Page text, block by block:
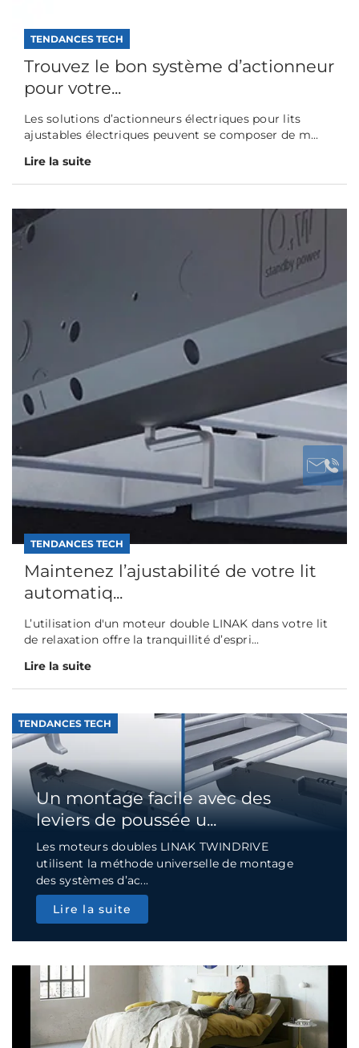
TENDANCES TECH
Trouvez le bon système d’actionneur
pour votre...
Les solutions d’actionneurs électriques pour lits
ajustables électriques peuvent se composer de m...
Lire la suite
TENDANCES TECH
Maintenez l’ajustabilité de votre lit
automatiq...
L’utilisation d'un moteur double LINAK dans votre lit
de relaxation offre la tranquillité d’espri...
Lire la suite
TENDANCES TECH
Un montage facile avec des
leviers de poussée u...
Les moteurs doubles LINAK TWINDRIVE
utilisent la méthode universelle de montage
des systèmes d’ac...
Lire la suite